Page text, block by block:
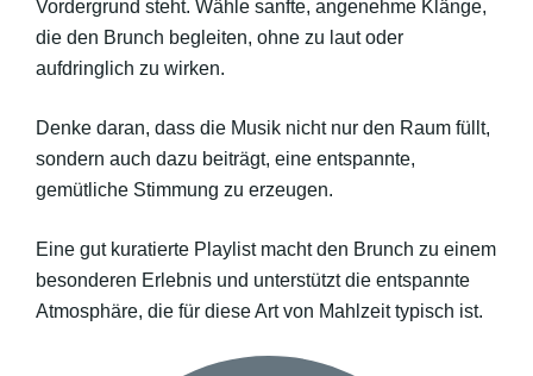
Vordergrund steht. Wähle sanfte, angenehme Klänge,
die den Brunch begleiten, ohne zu laut oder
aufdringlich zu wirken.
Denke daran, dass die Musik nicht nur den Raum füllt,
sondern auch dazu beiträgt, eine entspannte,
gemütliche Stimmung zu erzeugen.
Eine gut kuratierte Playlist macht den Brunch zu einem
besonderen Erlebnis und unterstützt die entspannte
Atmosphäre, die für diese Art von Mahlzeit typisch ist.